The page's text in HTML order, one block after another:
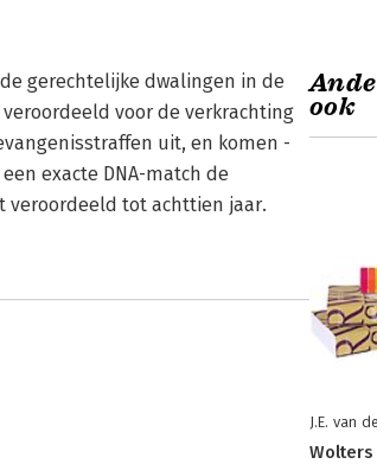
gerechtelijke dwalingen in de
voor de verkrachting
uit, en komen -
exacte DNA-match de
veroordeeld tot achttien jaar.
ook
J.E. van
Wolters